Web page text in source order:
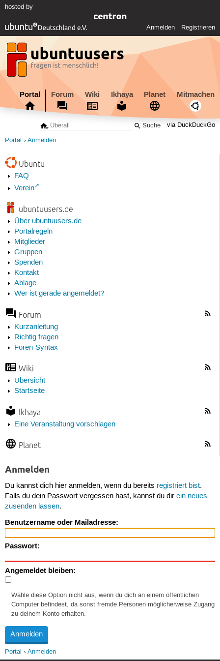
hosted by
Anmelden Registrieren
Portal Forum Wiki Ikhaya Planet Mitmachen
via DuckDuckGo
Portal Anmelden
Ubuntu
FAQ
Verein
ubuntuusers.de
Über ubuntuusers.de
Portalregeln
Mitglieder
Gruppen
Spenden
Kontakt
Ablage
Wer ist gerade angemeldet?
Forum
Kurzanleitung
Richtig fragen
Foren-Syntax
Wiki
Übersicht
Startseite
Ikhaya
Eine Veranstaltung vorschlagen
Planet
Anmelden
Du kannst dich hier anmelden, wenn du bereits registriert bist.
Falls du dein Passwort vergessen hast, kannst du dir ein neues
zusenden lassen.
Benutzername oder Mailadresse:
Passwort:
Angemeldet bleiben:
Wähle diese Option nicht aus, wenn du dich an einem öffentlichen
Computer befindest, da sonst fremde Personen möglicherweise Zugang
zu deinem Konto erhalten.
Portal Anmelden